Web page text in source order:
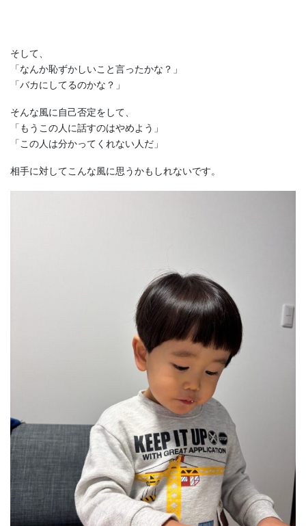
そして、
「なんか恥ずかしいこと言ったかな？」
「バカにしてるのかな？」
そんな風に自己否定をして、
「もうこの人に話すのはやめよう」
「この人は分かってくれない人だ」
相手に対してこんな風に思うかもしれないです。